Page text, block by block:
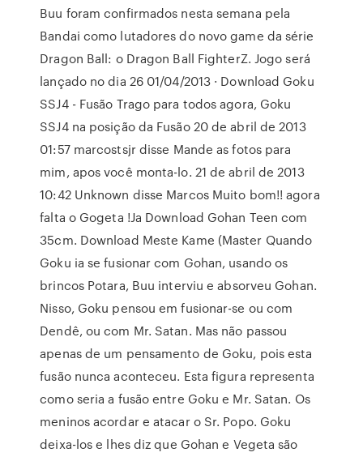
Buu foram confirmados nesta semana pela
Bandai como lutadores do novo game da série
Dragon Ball: o Dragon Ball FighterZ. Jogo será
lançado no dia 26 01/04/2013 · Download Goku
SSJ4 - Fusão Trago para todos agora, Goku
SSJ4 na posição da Fusão 20 de abril de 2013
01:57 marcostsjr disse Mande as fotos para
mim, apos você monta-lo. 21 de abril de 2013
10:42 Unknown disse Marcos Muito bom!! agora
falta o Gogeta !Ja Download Gohan Teen com
35cm. Download Meste Kame (Master Quando
Goku ia se fusionar com Gohan, usando os
brincos Potara, Buu interviu e absorveu Gohan.
Nisso, Goku pensou em fusionar-se ou com
Dendê, ou com Mr. Satan. Mas não passou
apenas de um pensamento de Goku, pois esta
fusão nunca aconteceu. Esta figura representa
como seria a fusão entre Goku e Mr. Satan. Os
meninos acordar e atacar o Sr. Popo. Goku
deixa-los e lhes diz que Gohan e Vegeta são